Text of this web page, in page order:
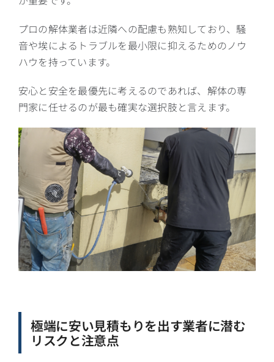
プロの解体業者は近隣への配慮も熟知しており、騒
音や埃によるトラブルを最小限に抑えるためのノウ
ハウを持っています。
安心と安全を最優先に考えるのであれば、解体の専
門家に任せるのが最も確実な選択肢と言えます。
極端に安い見積もりを出す業者に潜む
リスクと注意点